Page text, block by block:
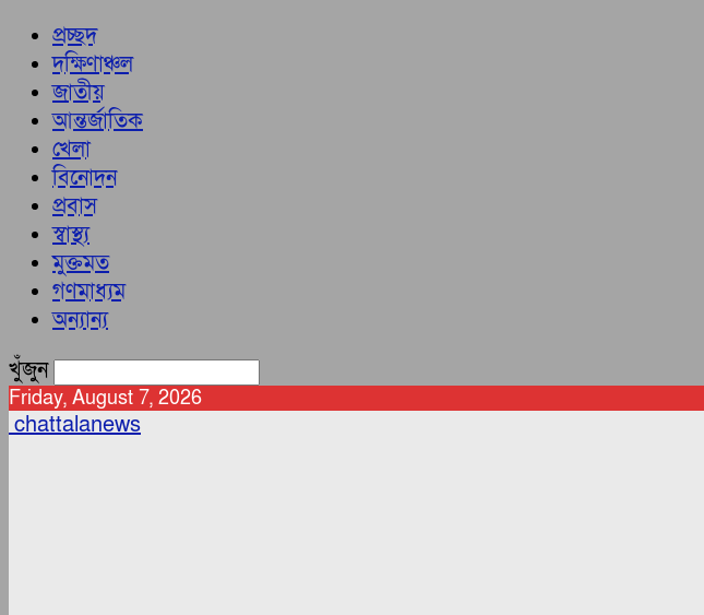
প্রচ্ছদ
দক্ষিণাঞ্চল
জাতীয়
আন্তর্জাতিক
খেলা
বিনোদন
প্রবাস
স্বাস্থ্য
মুক্তমত
গণমাধ্যম
অন্যান্য
খুঁজুন
Friday, August 7, 2026
chattalanews